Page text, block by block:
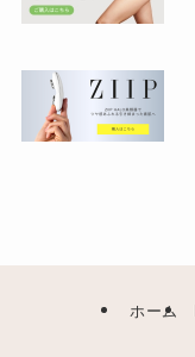
ホーム